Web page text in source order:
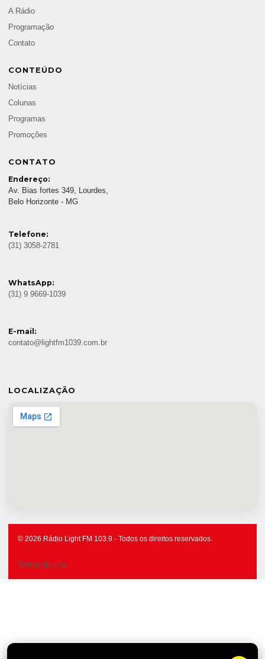
A Rádio
Programação
Contato
CONTEÚDO
Notícias
Colunas
Programas
Promoções
CONTATO
Endereço:
Av. Bias fortes 349, Lourdes,
Belo Horizonte - MG
Telefone:
(31) 3058-2781
WhatsApp:
(31) 9 9669-1039
E-mail:
contato@lightfm1039.com.br
LOCALIZAÇÃO
© 2026 Rádio Light FM 103.9 - Todos os direitos reservados.
Termos de Uso